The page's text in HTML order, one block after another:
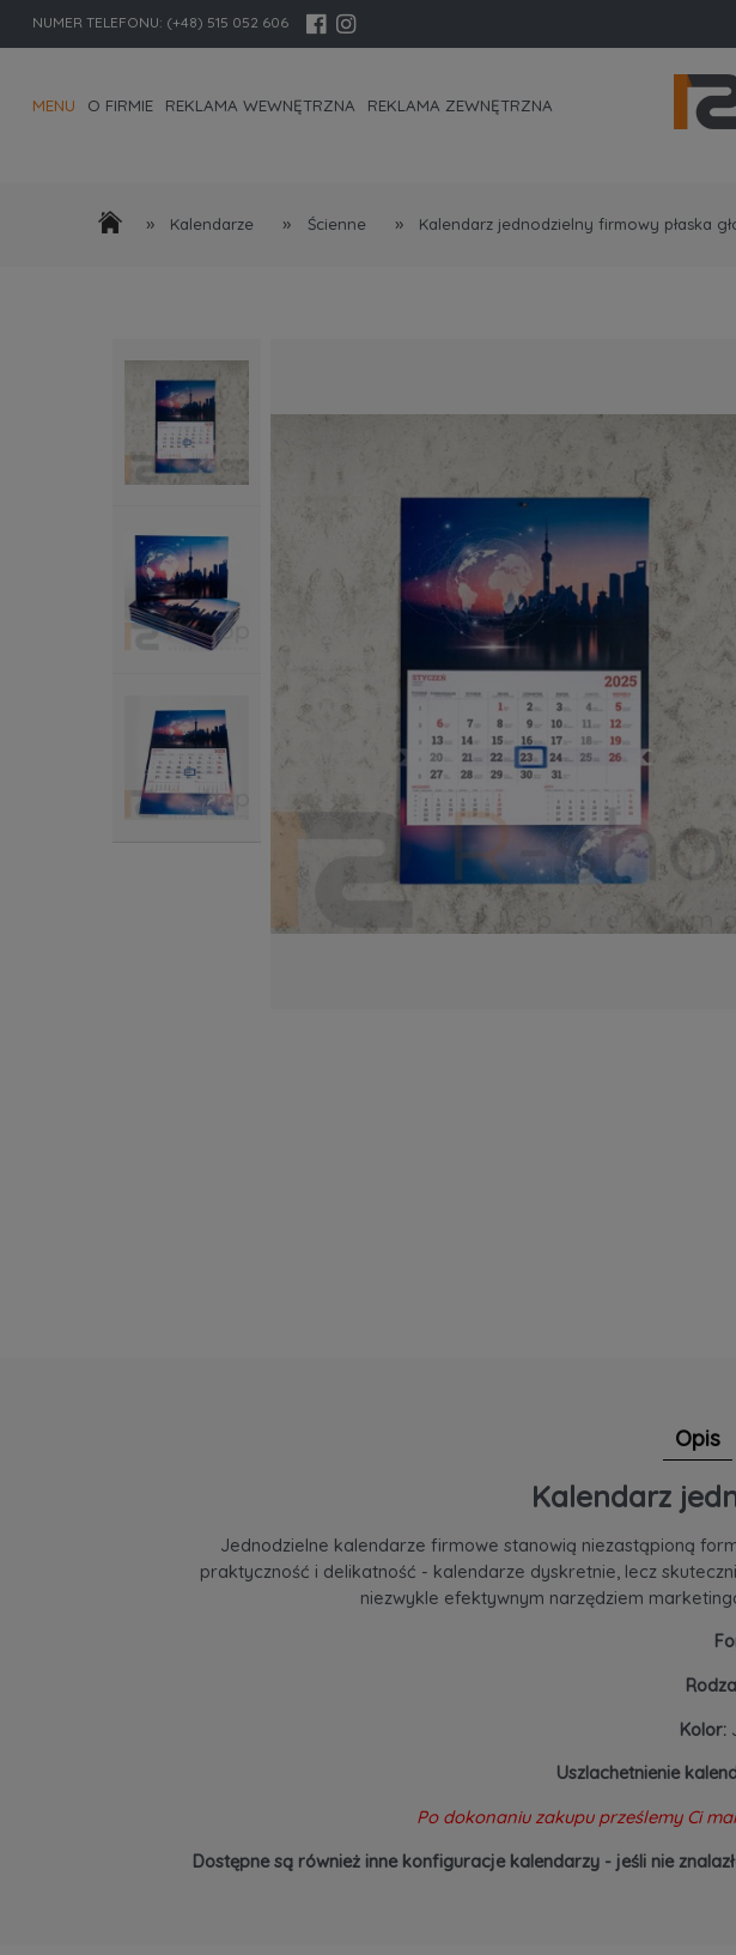
NUMER TELEFONU: (+48) 515 052 606
MENU O FIRMIE REKLAMA WEWNĘTRZNA REKLAMA ZEWNĘTRZNA
» Kalendarze » Ścienne » Kalendarz jednodzielny firmowy płaska
Opis
Kalendarz
Jednodzielne kalendarze firmowe stanowią niezastąpioną
praktyczność i delikatność - kalendarze dyskretnie, lecz
niezwykle efektywnym narzędziem
Kolor:
Uszlachetnienie
Po dokonaniu zakupu prześlemy Ci
Dostępne są również inne konfiguracje kalendarzy - jeśli nie